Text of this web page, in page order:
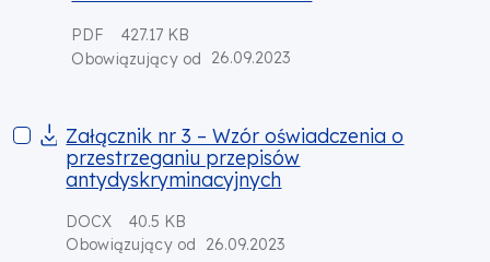
PDF
427.17 KB
Obowiązujący od
26.09.2023
Załącznik nr 3 – Wzór oświadczenia o przestrzeganiu
Załącznik nr 3 – Wzór oświadczenia o
przestrzeganiu przepisów
antydyskryminacyjnych
DOCX
40.5 KB
Obowiązujący od
26.09.2023